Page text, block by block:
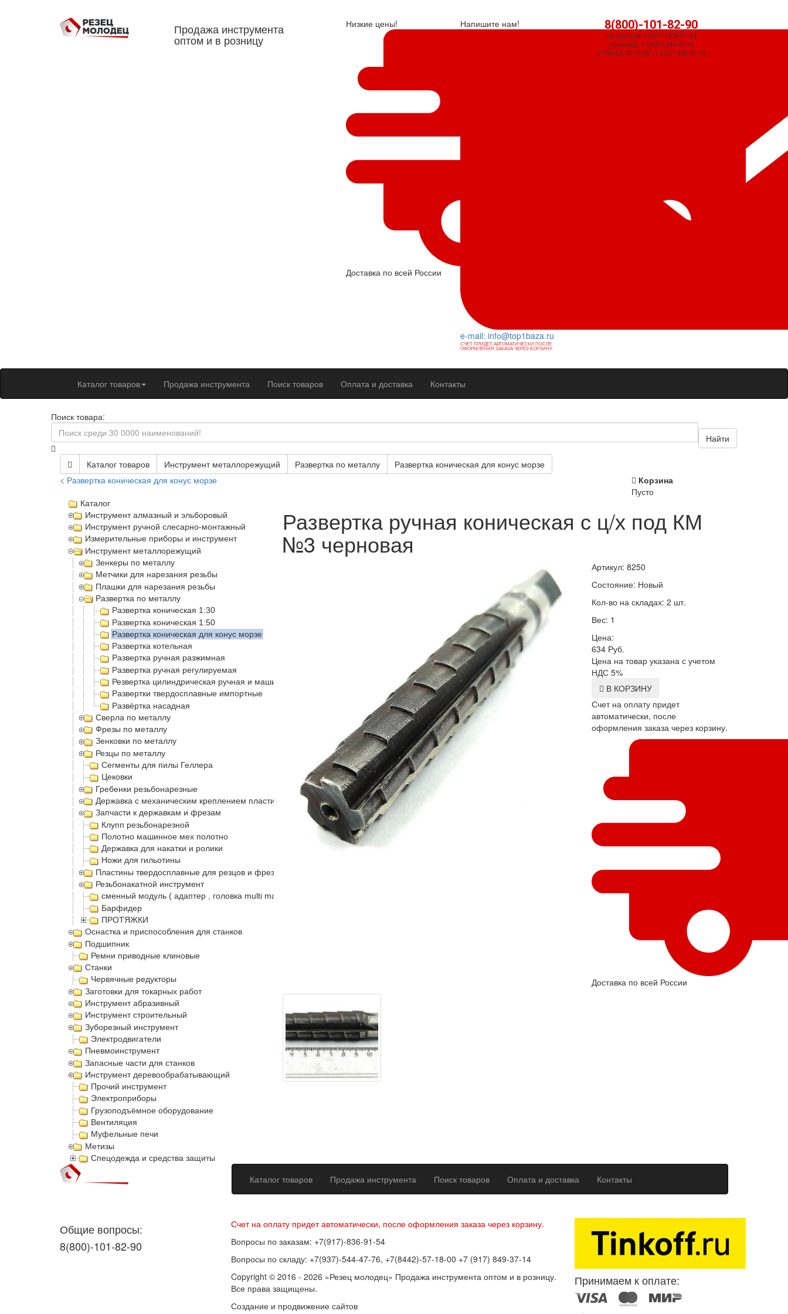
Продажа инструмента
оптом и в розницу
Низкие цены!
Доставка по всей России
Напишите нам!
e-mail: info@top1baza.ru
СЧЕТ ПРИДЕТ АВТОМАТИЧЕСКИ ПОСЛЕ
ОФОРМЛЕНИЯ ЗАКАЗА ЧЕРЕЗ КОРЗИНУ
8(800)-101-82-90
по заказам: +7(917)-836-91-54
по складу: +7(937)-544-47-76
+7(8442)-57-18-00 +7 (917) 849-37-14
Каталог товаров Продажа инструмента Поиск товаров Оплата и доставка Контакты
Поиск товара:
Найти
Каталог товаров Инструмент металлорежущий Развертка по металлу
Развертка коническая для конус морзе
< Развертка коническая для конус морзе
Корзина
Пусто
Каталог
Инструмент алмазный и эльборовый
Инструмент ручной слесарно-монтажный
Измерительные приборы и инструмент
Инструмент металлорежущий
Зенкеры по металлу
Метчики для нарезания резьбы
Плашки для нарезания резьбы
Развертка по металлу
Развертка коническая 1:30
Развертка коническая 1:50
Развертка коническая для конус морзе
Развертка котельная
Развертка ручная разжимная
Развертка ручная регулируемая
Резвертка цилиндрическая ручная и машинная
Развертки твердосплавные импортные
Развëртка насадная
Сверла по металлу
Фрезы по металлу
Зенковки по металлу
Резцы по металлу
Сегменты для пилы Геллера
Цековки
Гребенки резьбонарезные
Державка с механическим креплением пластин
Запчасти к державкам и фрезам
Клупп резьбонарезной
Полотно машинное мех полотно
Державка для накатки и ролики
Ножи для гильотины
Пластины твердосплавные для резцов и фрез
Резьбонакатной инструмент
сменный модуль ( адаптер , головка multi master )
Барфидер
ПРОТЯЖКИ
Оснастка и приспособления для станков
Подшипник
Ремни приводные клиновые
Станки
Червячные редукторы
Заготовки для токарных работ
Инструмент абразивный
Инструмент строительный
Зуборезный инструмент
Электродвигатели
Пневмоинструмент
Запасные части для станков
Инструмент деревообрабатывающий
Прочий инструмент
Электроприборы
Грузоподъёмное оборудование
Вентиляция
Муфельные печи
Метизы
Спецодежда и средства защиты
Развертка ручная коническая с ц/х под КМ
№3 черновая
Артикул: 8250
Состояние: Новый
Кол-во на складах: 2 шт.
Вес: 1
Цена:
634 Руб.
Цена на товар указана с учетом
НДС 5%
В КОРЗИНУ
Счет на оплату придет
автоматически, после
оформления заказа через корзину.
Доставка по всей России
Каталог товаров Продажа инструмента Поиск товаров Оплата и доставка Контакты
Общие вопросы:
8(800)-101-82-90
Счет на оплату придет автоматически, после оформления заказа через корзину.
Вопросы по заказам: +7(917)-836-91-54
Вопросы по складу: +7(937)-544-47-76, +7(8442)-57-18-00 +7 (917) 849-37-14
Copyright © 2016 - 2026 «Резец молодец» Продажа инструмента оптом и в розницу.
Все права защищены.
Создание и продвижение сайтов
Принимаем к оплате: